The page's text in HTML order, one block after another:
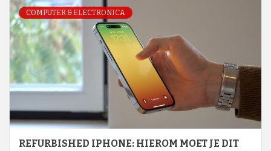
COMPUTER & ELECTRONICA
REFURBISHED IPHONE: HIEROM MOET JE DIT